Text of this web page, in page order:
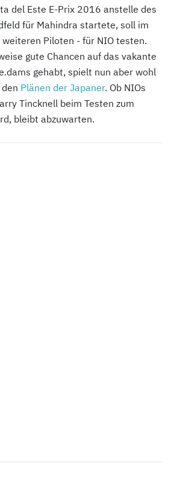
del Este E-Prix 2016 anstelle des
für Mahindra startete, soll im
Piloten - für NIO testen.
gute Chancen auf das vakante
gehabt, spielt nun aber wohl
Plänen der Japaner. Ob NIOs
Tincknell beim Testen zum
bleibt abzuwarten.